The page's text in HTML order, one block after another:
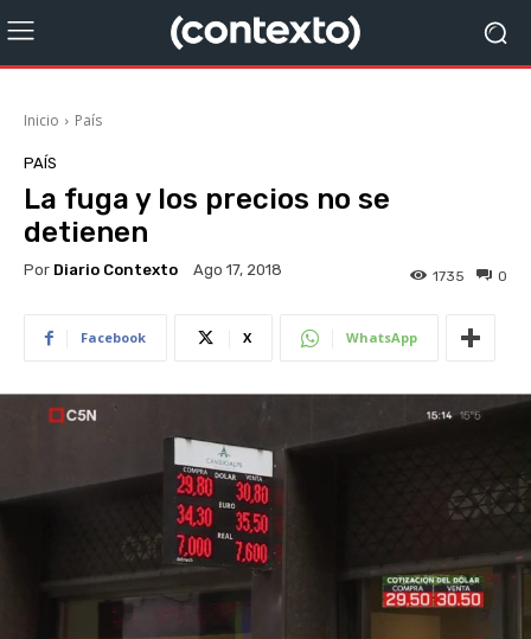
Inicio País
PAÍS
La fuga y los precios no se
detienen
Por Diario Contexto Ago 17, 2018 0
1735
Facebook X WhatsApp